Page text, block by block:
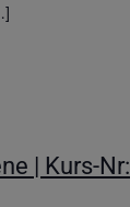
| Kurs-Nr: